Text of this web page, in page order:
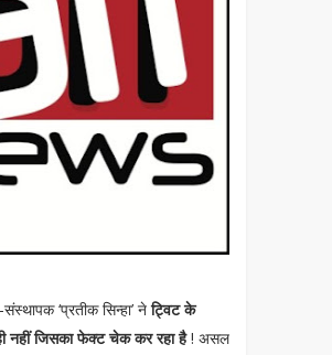
‘प्रतीक सिन्हा’ नेट्विट के
नहीं जिसका फेक्ट चेक कर रहा है! असल